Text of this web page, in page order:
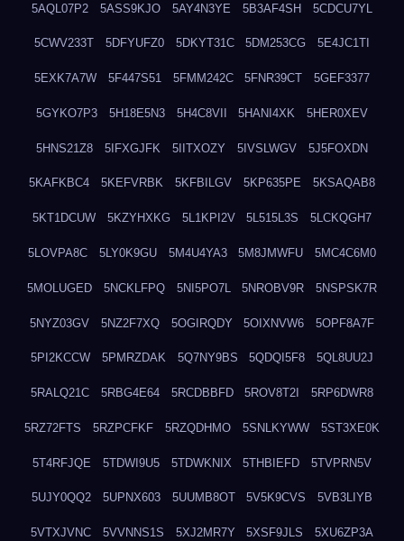
5AQL07P2 5ASS9KJO 5AY4N3YE 5B3AF4SH 5CDCU7YL
5CWV233T 5DFYUFZ0 5DKYT31C 5DM253CG 5E4JC1TI
5EXK7A7W 5F447S51 5FMM242C 5FNR39CT 5GEF3377
5GYKO7P3 5H18E5N3 5H4C8VII 5HANI4XK 5HER0XEV
5HNS21Z8 5IFXGJFK 5IITXOZY 5IVSLWGV 5J5FOXDN
5KAFKBC4 5KEFVRBK 5KFBILGV 5KP635PE 5KSAQAB8
5KT1DCUW 5KZYHXKG 5L1KPI2V 5L515L3S 5LCKQGH7
5LOVPA8C 5LY0K9GU 5M4U4YA3 5M8JMWFU 5MC4C6M0
5MOLUGED 5NCKLFPQ 5NI5PO7L 5NROBV9R 5NSPSK7R
5NYZ03GV 5NZ2F7XQ 5OGIRQDY 5OIXNVW6 5OPF8A7F
5PI2KCCW 5PMRZDAK 5Q7NY9BS 5QDQI5F8 5QL8UU2J
5RALQ21C 5RBG4E64 5RCDBBFD 5ROV8T2I 5RP6DWR8
5RZ72FTS 5RZPCFKF 5RZQDHMO 5SNLKYWW 5ST3XE0K
5T4RFJQE 5TDWI9U5 5TDWKNIX 5THBIEFD 5TVPRN5V
5UJY0QQ2 5UPNX603 5UUMB8OT 5V5K9CVS 5VB3LIYB
5VTXJVNC 5VVNNS1S 5XJ2MR7Y 5XSF9JLS 5XU6ZP3A